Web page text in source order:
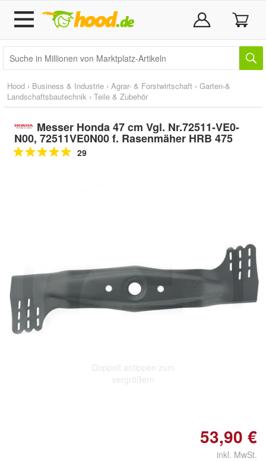
Hood › Business & Industrie › Agrar- & Forstwirtschaft › Garten-&
Landschaftsbautechnik › Teile & Zubehör
Messer Honda 47 cm Vgl. Nr.72511-VE0-
N00, 72511VE0N00 f. Rasenmäher HRB 475
29
Doppelt antippen zum
vergrößern
53,90 €
inkl. MwSt.